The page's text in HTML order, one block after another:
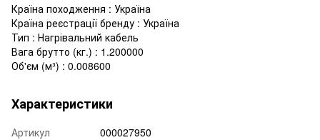
Країна походження : Україна
Країна реєстрації бренду : Україна
Тип : Нагрівальний кабель
Вага брутто (кг.) : 1.200000
Об'єм (м³) : 0.008600
Характеристики
Артикул
000027950